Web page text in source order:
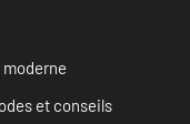
et conseils